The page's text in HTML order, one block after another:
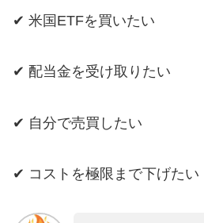
✔ 米国ETFを買いたい
✔ 配当金を受け取りたい
✔ 自分で売買したい
✔ コストを極限まで下げたい